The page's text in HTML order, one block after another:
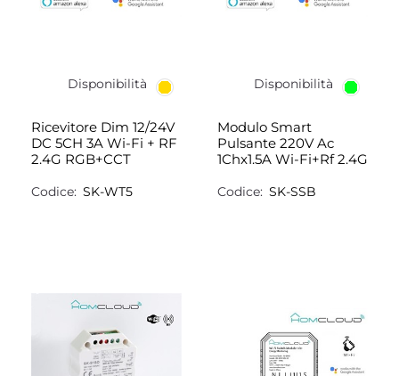
Disponibilità
Ricevitore Dim 12/24V
DC 5CH 3A Wi-Fi + RF
2.4G RGB+CCT
Codice: SK-WT5
Disponibilità
Modulo Smart
Pulsante 220V Ac
1Chx1.5A Wi-Fi+Rf 2.4G
Codice: SK-SSB